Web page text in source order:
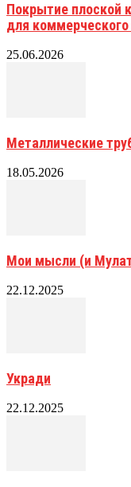
Покрытие плоской
для
25.06.2026
Металлические
18.05.2026
Мои мысли (и
22.12.2025
Укради
22.12.2025